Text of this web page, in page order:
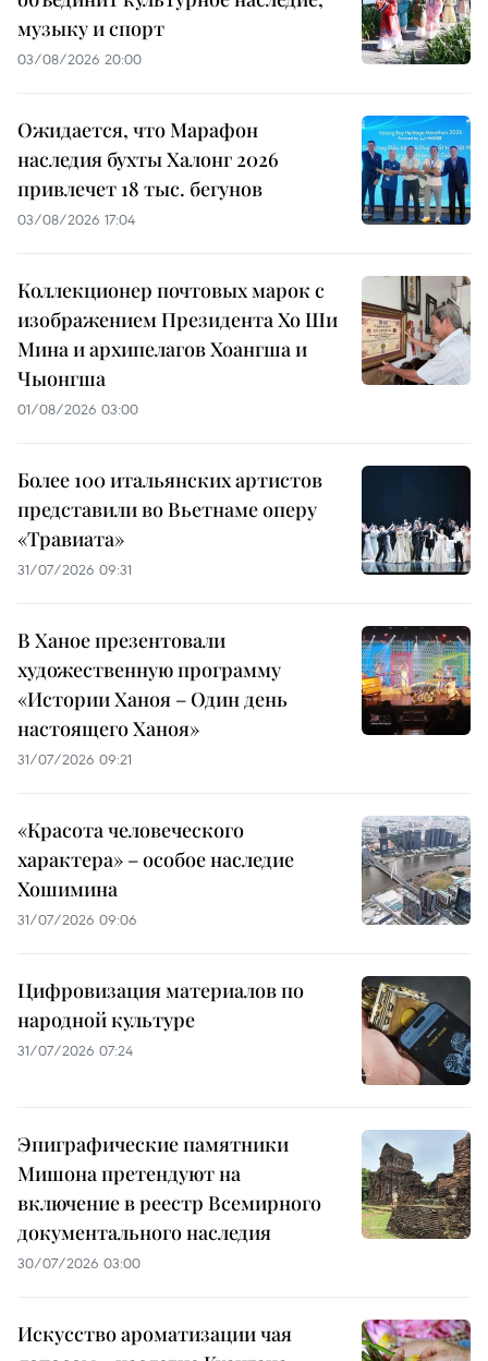
музыку и спорт
03/08/2026 20:00
Ожидается, что Марафон
наследия бухты Халонг 2026
привлечет 18 тыс. бегунов
03/08/2026 17:04
Коллекционер почтовых марок с
изображением Президента Хо Ши
Мина и архипелагов Хоангша и
Чыонгша
01/08/2026 03:00
Более 100 итальянских артистов
представили во Вьетнаме оперу
«Травиата»
31/07/2026 09:31
В Ханое презентовали
художественную программу
«Истории Ханоя – Один день
настоящего Ханоя»
31/07/2026 09:21
«Красота человеческого
характера» – особое наследие
Хошимина
31/07/2026 09:06
Цифровизация материалов по
народной культуре
31/07/2026 07:24
Эпиграфические памятники
Мишона претендуют на
включение в реестр Всемирного
документального наследия
30/07/2026 03:00
Искусство ароматизации чая